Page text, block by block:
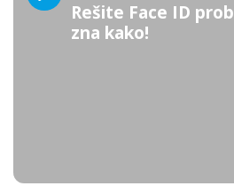
Rešite Face ID
zna kako!